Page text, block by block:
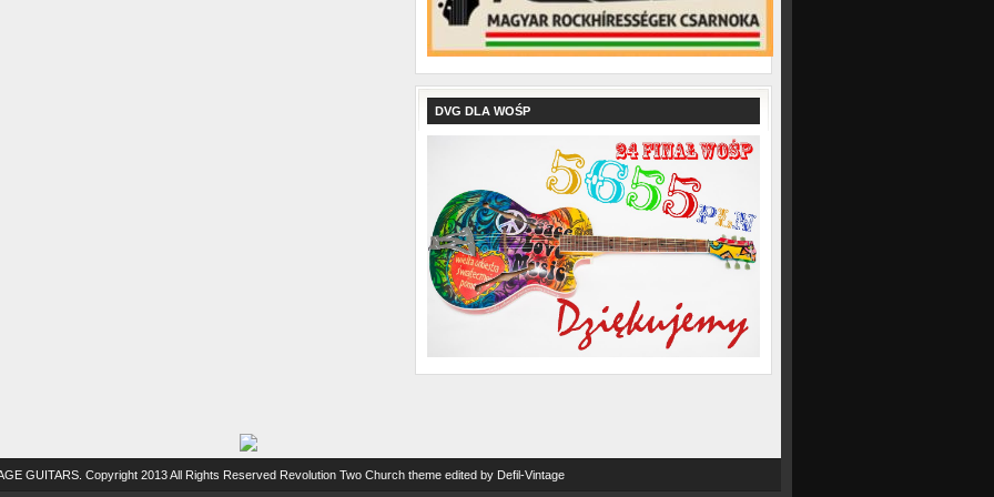
DVG DLA WOŚP
GUITARS . Copyright 2013 All Rights Reserved Revolution Two Church theme edited by Defil-Vintage